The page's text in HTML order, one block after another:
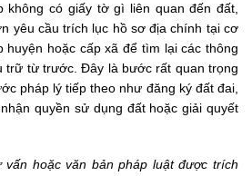
không có giấy tờ gì liên quan đến đất,
yêu cầu trích lục hồ sơ địa chính tại cơ
huyện hoặc cấp xã để tìm lại các thông
trữ từ trước. Đây là bước rất quan trọng
pháp lý tiếp theo như đăng ký đất đai,
quyền sử dụng đất hoặc giải quyết
vấn hoặc văn bản pháp luật được trích